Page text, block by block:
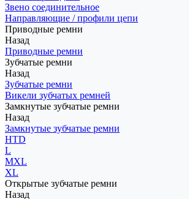
Звено соединительное
Направляющие / профили цепи
Приводные ремни
Назад
Приводные ремни
Зубчатые ремни
Назад
Зубчатые ремни
Викели зубчатых ремней
Замкнутые зубчатые ремни
Назад
Замкнутые зубчатые ремни
HTD
L
MXL
XL
Открытые зубчатые ремни
Назад